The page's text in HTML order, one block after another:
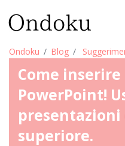
Ondoku Blog
Come
PowerPoint!
superiore.